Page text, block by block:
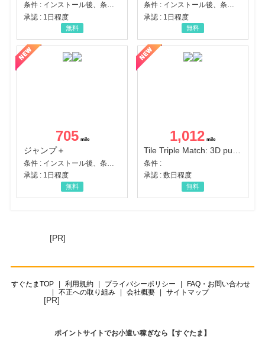
条件 : インストール後、条件達成
承認 : 1日程度
無料
条件 : インストール後、条件達成
承認 : 1日程度
無料
705
ジャンプ＋
承認 : 1日程度
無料
1,012
条件 :
承認 : 数日程度
無料
[PR]
すぐたまTOP 利用規約 プライバシーポリシー
FAQ・お問い合わせ
不正への取り組み
会社概要 サイトマップ
[PR]
ポイントサイトでお小遣い稼ぎなら【すぐたま】